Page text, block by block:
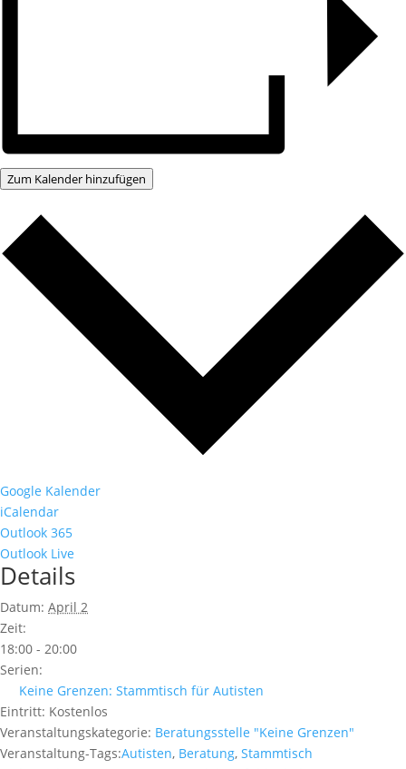
Zum Kalender hinzufügen
Google Kalender
iCalendar
Outlook 365
Outlook Live
Details
Datum: April 2
Zeit:
18:00 - 20:00
Serien:
Keine Grenzen: Stammtisch für Autisten
Eintritt: Kostenlos
Veranstaltungskategorie: Beratungsstelle "Keine Grenzen"
Veranstaltung-Tags:Autisten, Beratung, Stammtisch